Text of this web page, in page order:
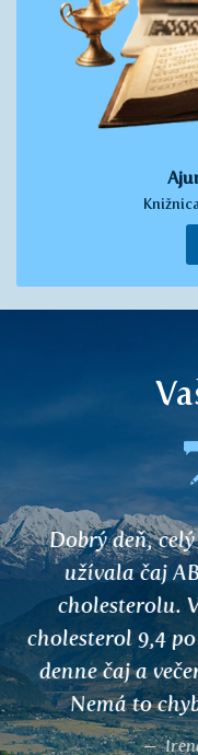
Bylinkami
ale na
trošku niečo
ajurvédy a
VARUNA ma
močových
moči a